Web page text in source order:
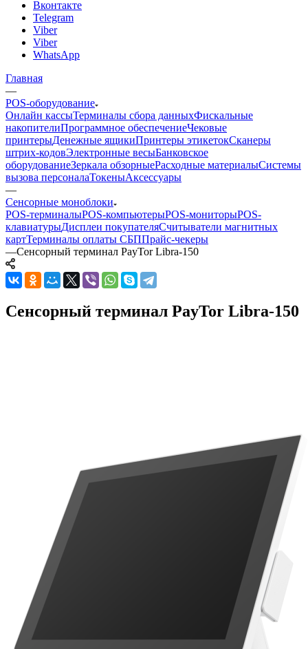
Вконтакте
Telegram
Viber
Viber
WhatsApp
Главная
—
POS-оборудование
Онлайн кассыТерминалы сбора данныхФискальные
накопителиПрограммное обеспечениеЧековые
принтерыДенежные ящикиПринтеры этикетокСканеры
штрих-кодовЭлектронные весыБанковское
оборудованиеЗеркала обзорныеРасходные материалыСистемы
вызова персоналаТокеныАксессуары
—
Сенсорные моноблоки
POS-терминалыPOS-компьютерыPOS-мониторыPOS-
клавиатурыДисплеи покупателяСчитыватели магнитных
картТерминалы оплаты СБППрайс-чекеры
—Сенсорный терминал PayTor Libra-150
Сенсорный терминал PayTor Libra-150